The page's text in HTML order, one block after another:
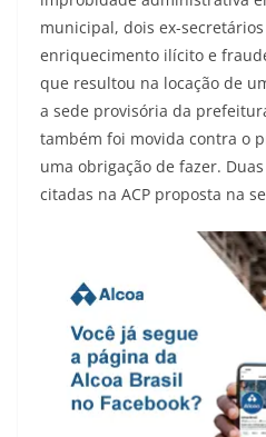
municipal, dois ex-
enriquecimento ilícito e
que resultou na locação de
a sede provisória da
também foi movida contra o
uma obrigação de fazer.
citadas na ACP proposta na